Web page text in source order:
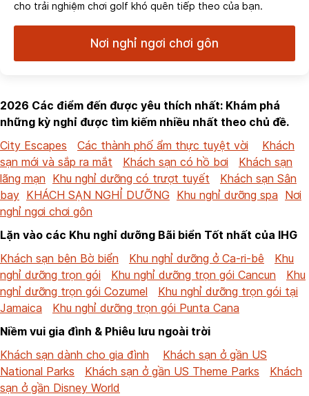
cho trải nghiệm chơi golf khó quên tiếp theo của bạn.
Nơi nghỉ ngơi chơi gôn
2026 Các điểm đến được yêu thích nhất: Khám phá
những kỳ nghỉ được tìm kiếm nhiều nhất theo chủ đề.
City Escapes
Các thành phố ẩm thực tuyệt vời
Khách
sạn mới và sắp ra mắt
Khách sạn có hồ bơi
Khách sạn
lãng mạn Khu nghỉ dưỡng có trượt tuyết
Khách sạn Sân
bay KHÁCH SẠN NGHỈ DƯỠNG Khu nghỉ dưỡng spa Nơi
nghỉ ngơi chơi gôn
Lặn vào các Khu nghỉ dưỡng Bãi biển Tốt nhất của IHG
Khách sạn bên Bờ biển
Khu nghỉ dưỡng ở Ca-ri-bê
Khu
nghỉ dưỡng trọn gói
Khu nghỉ dưỡng trọn gói Cancun
Khu
nghỉ dưỡng trọn gói Cozumel
Khu nghỉ dưỡng trọn gói tại
Jamaica
Khu nghỉ dưỡng trọn gói Punta Cana
Niềm vui gia đình & Phiêu lưu ngoài trời
Khách sạn dành cho gia đình
Khách sạn ở gần US
National Parks
Khách sạn ở gần US Theme Parks
Khách
sạn ở gần Disney World